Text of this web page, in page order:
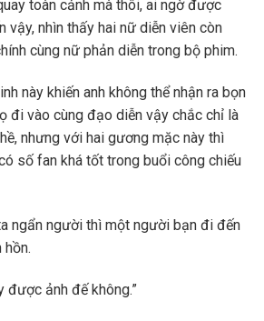
toàn cảnh mà thôi, ai ngờ được
vậy, nhìn thấy hai nữ diễn viên còn
cùng nữ phản diễn trong bộ phim.
này khiến anh không thể nhận ra bọn
đi vào cùng đạo diễn vậy chắc chỉ là
nhưng với hai gương mặc này thì
số fan khá tốt trong buổi công chiếu
ta ngẩn người thì một người bạn đi đến
hồn.
được ảnh đế không.”